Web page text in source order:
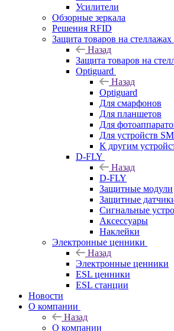
Усилители
Обзорные зеркала
Решения RFID
Защита товаров на стеллажах
Назад
Защита товаров на
Optiguard
Назад
Optiguard
Для смарфонов
Для планшетов
Для
Для устройств
К другим
D-FLY
Назад
D-FLY
Защитные модули
Защитные
Сигнальные
Аксессуары
Наклейки
Электронные ценники
Назад
Электронные ценники
ESL ценники
ESL станции
Новости
О компании
Назад
О компании